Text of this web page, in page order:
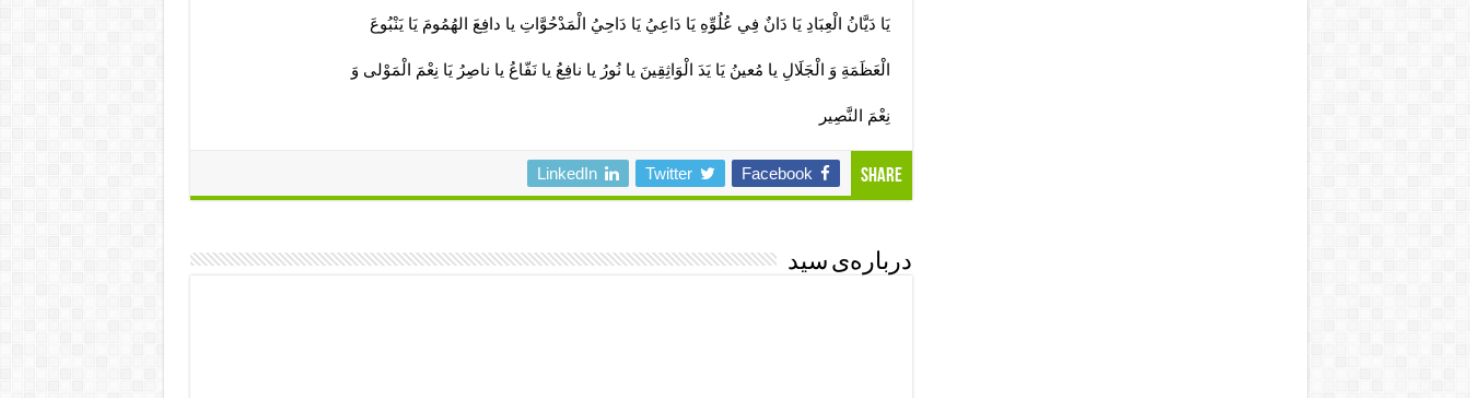
يَا دَيَّانُ الْعِبَادِ يَا دَانٌ فِي عُلُوِّهِ يَا دَاعِيُ يَا دَاحِيُ الْمَدْحُوَّاتِ یا دافِعَ الهُمُومَ يَا يَنْبُوعَ‏
الْعَظَمَةِ وَ الْجَلَالِ یا مُعینُ يَا يَدَ الْوَاثِقِينَ یا نُورُ یا نافِعُ یا نَفّاعُ یا ناصِرُ يَا نِعْمَ الْمَوْلى‏ وَ
نِعْمَ النَّصِير
Share
Facebook
Twitter
LinkedIn
درباره‌ی سید